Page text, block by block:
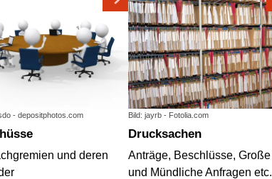
- depositphotos.com
und deren
Bild: jayrb - Fotolia.com
Drucksachen
Anträge, Beschlüsse, Große
und Mündliche Anfragen etc.